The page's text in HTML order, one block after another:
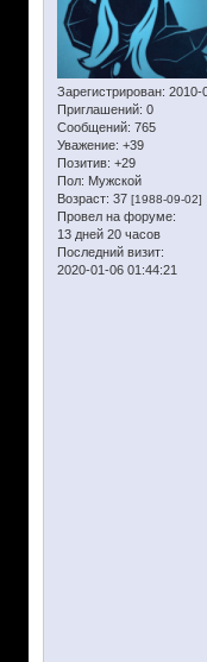
Зарегистрирован: 2010-
Приглашений: 0
Сообщений: 765
Уважение: +39
Позитив: +29
Пол: Мужской
Возраст: 37 [1988-09-02]
Провел на форуме:
13 дней 20 часов
Последний визит:
2020-01-06 01:44:21